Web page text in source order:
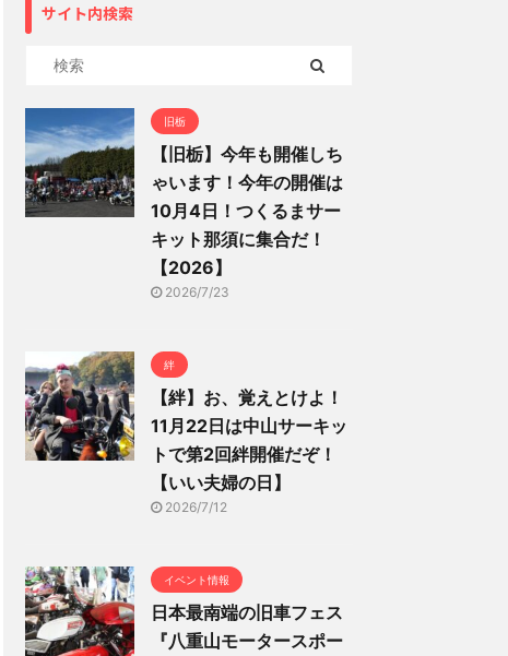
サイト内検索
旧栃
【旧栃】今年も開催しち
ゃいます！今年の開催は
10月4日！つくるまサー
キット那須に集合だ！
【2026】
2026/7/23
絆
【絆】お、覚えとけよ！
11月22日は中山サーキッ
トで第2回絆開催だぞ！
【いい夫婦の日】
2026/7/12
イベント情報
日本最南端の旧車フェス
『八重山モータースポー